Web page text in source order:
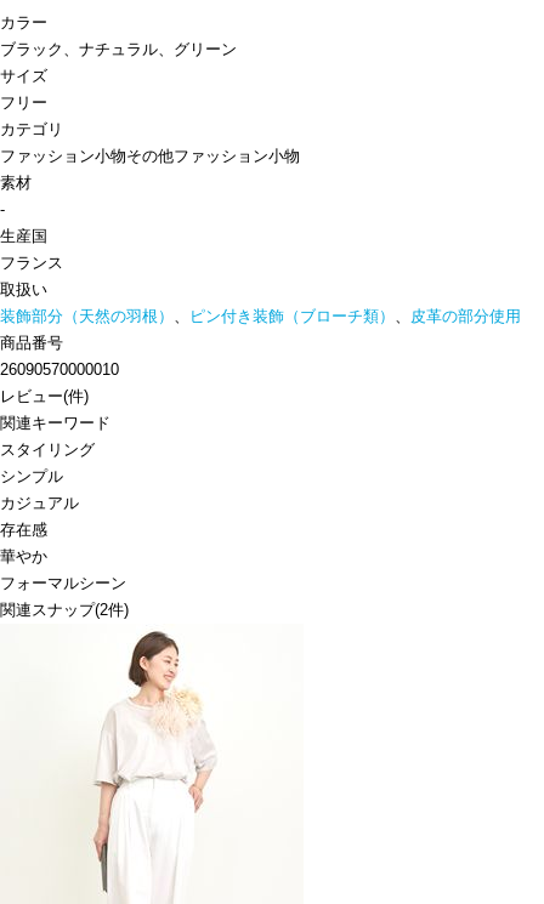
カラー
ブラック、ナチュラル、グリーン
サイズ
フリー
カテゴリ
ファッション小物その他ファッション小物
素材
-
生産国
フランス
取扱い
装飾部分（天然の羽根） 、 ピン付き装飾（ブローチ類） 、 皮革の部分使用
商品番号
26090570000010
レビュー(件)
関連キーワード
スタイリング
シンプル
カジュアル
存在感
華やか
フォーマルシーン
関連スナップ(2件)